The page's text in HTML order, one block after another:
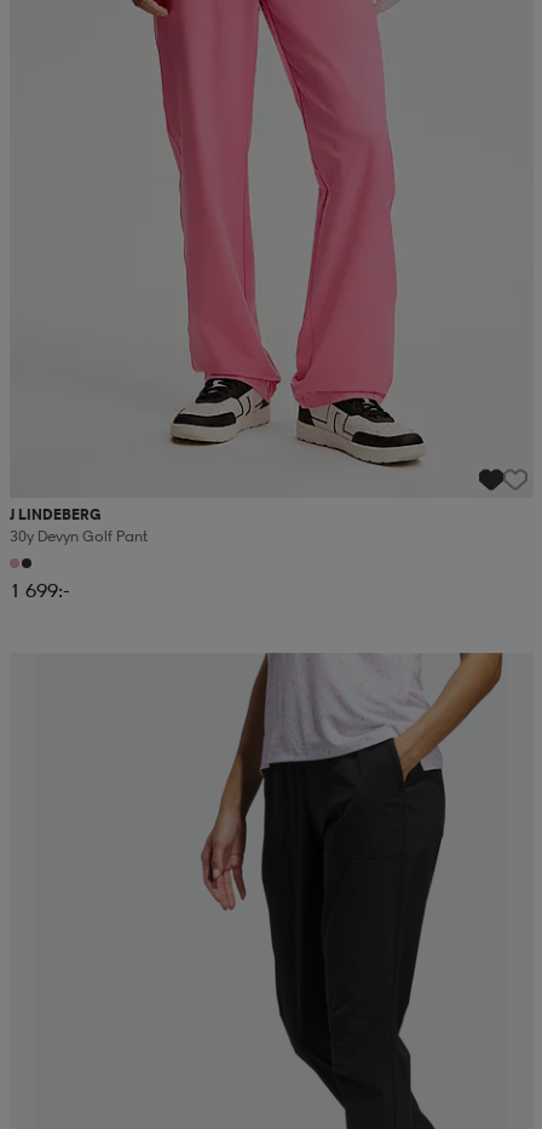
J LINDEBERG
30y Devyn Golf Pant
1 699:-